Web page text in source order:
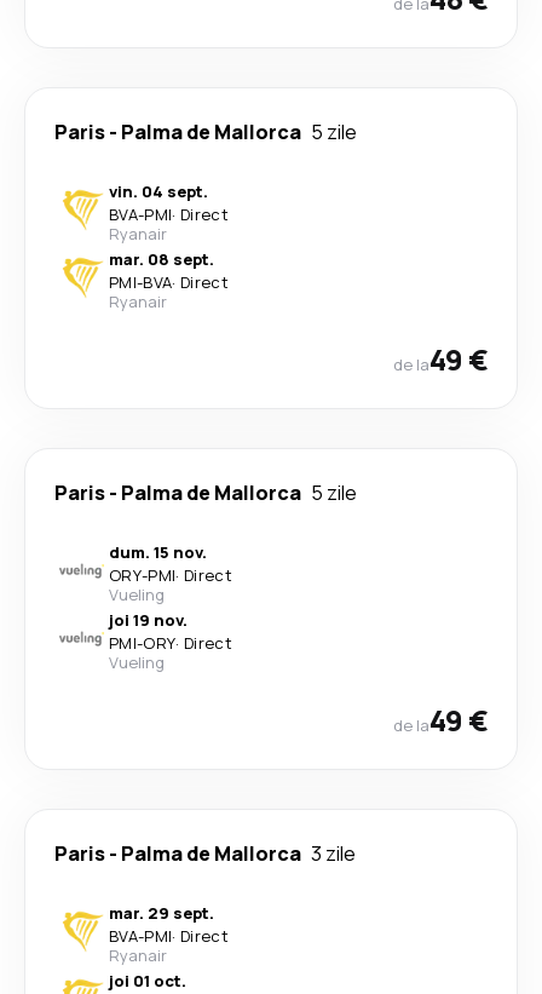
Paris- Palma de Mallorca 5 zile
vin. 04 sept.
BVA-PMI· Direct
Ryanair
mar. 08 sept.
PMI-BVA· Direct
Ryanair
de la49 €
Paris- Palma de Mallorca 5 zile
dum. 15 nov.
ORY-PMI· Direct
Vueling
joi 19 nov.
PMI-ORY· Direct
Vueling
de la49 €
Paris- Palma de Mallorca 3 zile
mar. 29 sept.
BVA-PMI· Direct
Ryanair
joi 01 oct.